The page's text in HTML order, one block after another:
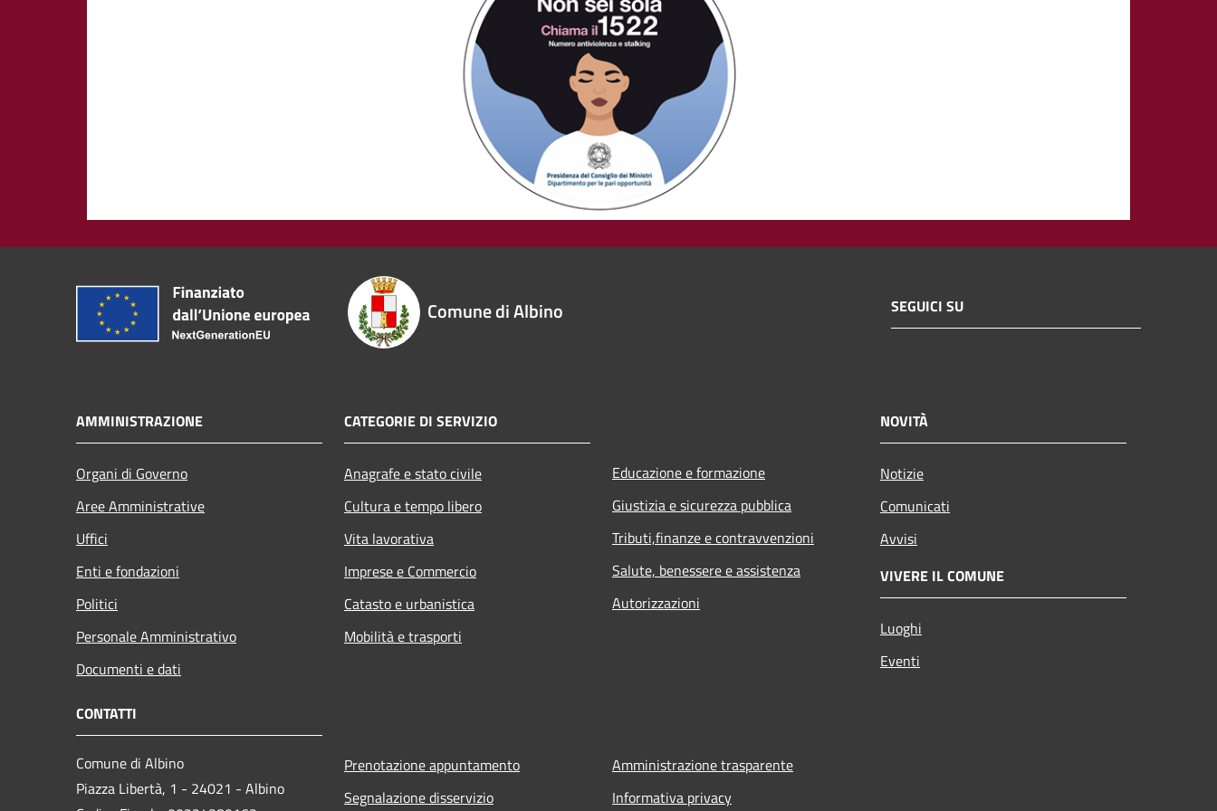
Comune di Albino SEGUICI SU
AMMINISTRAZIONE
Organi di Governo
Aree Amministrative
Uffici
Enti e fondazioni
Politici
Personale Amministrativo
Documenti e dati
CATEGORIE DI SERVIZIO
Anagrafe e stato civile
Cultura e tempo libero
Vita lavorativa
Imprese e Commercio
Catasto e urbanistica
Mobilità e trasporti
Educazione e formazione
Giustizia e sicurezza pubblica
Tributi,finanze e contravvenzioni
Salute, benessere e assistenza
Autorizzazioni
NOVITÀ
Notizie
Comunicati
Avvisi
VIVERE IL COMUNE
Luoghi
Eventi
CONTATTI
Comune di Albino
Piazza Libertà, 1 - 24021 - Albino
Prenotazione appuntamento
Segnalazione disservizio
Amministrazione trasparente
Informativa privacy